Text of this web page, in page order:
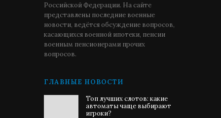
Российской Федерации. На сайте
представлены последние военные
новости, ведётся обсуждение вопросов,
касающихся военной ипотеки, пенсии
военным пенсионерами прочих
вопросов.
ГЛАВНЫЕ НОВОСТИ
Топ лучших слотов: какие
автоматы чаще выбирают
игроки?